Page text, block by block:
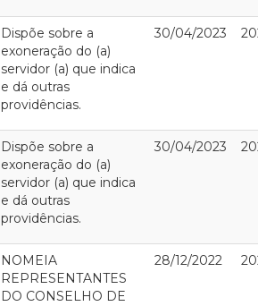
Dispõe sobre a
exoneração do (a)
servidor (a) que indica
e dá outras
providências.
30/04/2023
Dispõe sobre a
exoneração do (a)
servidor (a) que indica
e dá outras
providências.
30/04/2023
NOMEIA
REPRESENTANTES
DO CONSELHO DE
28/12/2022